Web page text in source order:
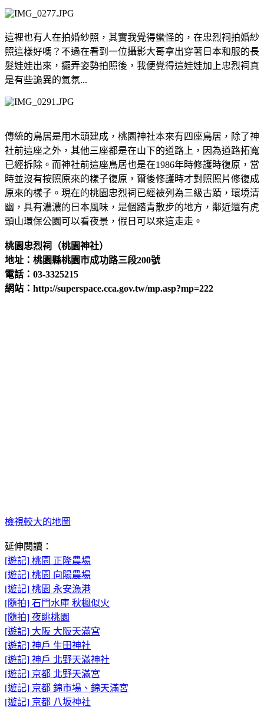
這裡也有人在拍婚紗照，其實我覺得蠻怪的，在忠烈祠拍婚紗
照這樣好嗎？不過在看到一位攝影大哥拿出穿著日本和服的長
髮娃娃出來，擺弄姿勢拍照後，我便覺得這娃娃加上忠烈祠真
是有些詭異的氣氛...
傳統的鳥居是用木頭建成，桃園神社本來有四座鳥居，除了神
社前這座之外，其他三座都是在山下的道路上，因為道路拓寬
已經拆除。而神社前這座鳥居也是在1986年時修護時復原，當
時並沒有按照原來的樣子復原，爾後修護時才對照照片修復成
原來的樣子。現在的桃園忠烈祠已經被列為三級古蹟，環境清
幽，具有濃濃的日本風味，是個踏青散步的地方，鄰近還有虎
頭山環保公園可以看夜景，假日可以來這走走。
桃園忠烈祠（桃園神社）
地址：桃園縣桃園市成功路三段200號
電話：03-3325215
網站：http://superspace.cca.gov.tw/mp.asp?mp=222
檢視較大的地圖
延伸閱讀：
[遊記] 桃園 正隆農場
[遊記] 桃園 向陽農場
[遊記] 桃園 永安漁港
[隨拍] 石門水庫 秋楓似火
[隨拍] 夜眺桃園
[遊記] 大阪 大阪天滿宮
[遊記] 神戶 生田神社
[遊記] 神戶 北野天滿神社
[遊記] 京都 北野天滿宮
[遊記] 京都 錦市場、錦天滿宮
[遊記] 京都 八坂神社